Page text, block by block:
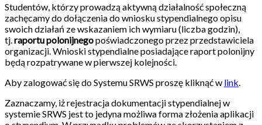
Studentów, którzy prowadzą aktywną działalność społeczną
zachęcamy do dołączenia do wniosku stypendialnego opisu
swoich działań ze wskazaniem ich wymiaru (liczba godzin),
tj.raportu polonijnegopoświadczonego przez przedstawiciela
organizacji. Wnioski stypendialne posiadające raport polonijny
będą rozpatrywane w pierwszej kolejności.
Aby zalogować się do Systemu SRWS proszę kliknąć w link.
Zaznaczamy, iż rejestracja dokumentacji stypendialnej w
systemie SRWS jest to jedyna możliwa forma złożenia aplikacji